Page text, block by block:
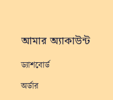
আমার অ্যাকাউন্ট
ড্যাশবোর্ড
অর্ডার